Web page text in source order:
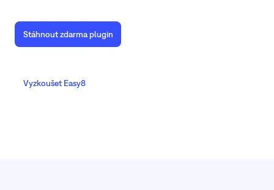
Stáhnout zdarma plugin
Vyzkoušet Easy8